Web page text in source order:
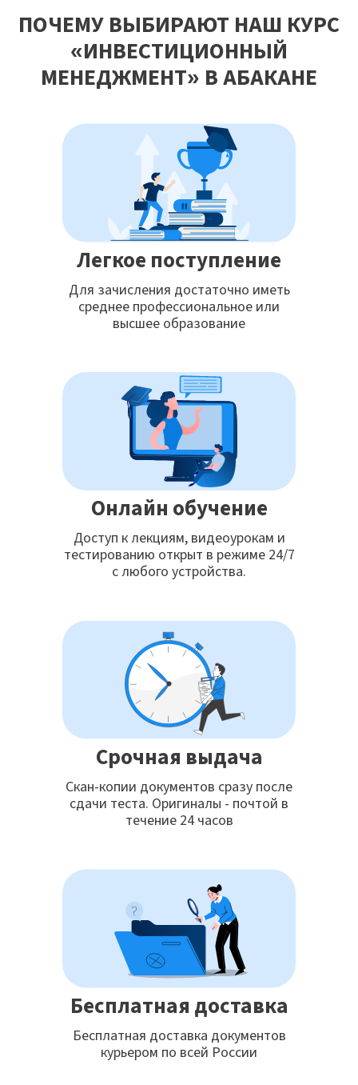
ПОЧЕМУ ВЫБИРАЮТ НАШ КУРС
«ИНВЕСТИЦИОННЫЙ
МЕНЕДЖМЕНТ» В АБАКАНЕ
Легкое поступление
Для зачисления достаточно иметь
среднее профессиональное или
высшее образование
Онлайн обучение
Доступ к лекциям, видеоурокам и
тестированию открыт в режиме 24/7
с любого устройства.
Срочная выдача
Скан-копии документов сразу после
сдачи теста. Оригиналы - почтой в
течение 24 часов
Бесплатная доставка
Бесплатная доставка документов
курьером по всей России